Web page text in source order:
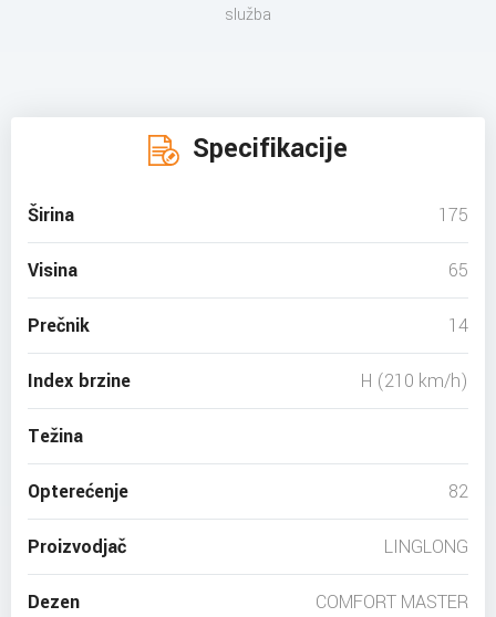
služba
Specifikacije
Širina 175
Visina 65
Prečnik 14
Index brzine H (210 km/h)
Težina
Opterećenje 82
Proizvodjač LINGLONG
Dezen COMFORT MASTER